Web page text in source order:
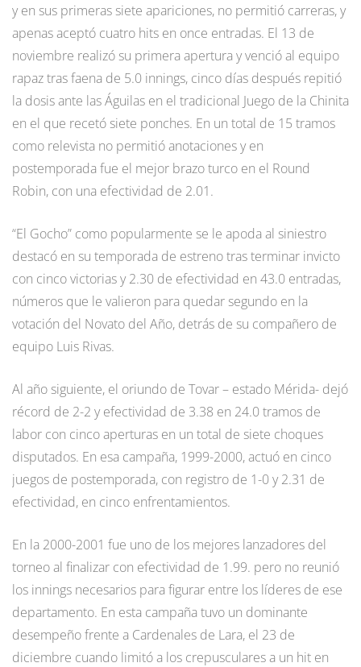
y en sus primeras siete apariciones, no permitió carreras, y
apenas aceptó cuatro hits en once entradas. El 13 de
noviembre realizó su primera apertura y venció al equipo
rapaz tras faena de 5.0 innings, cinco días después repitió
la dosis ante las Águilas en el tradicional Juego de la Chinita
en el que recetó siete ponches. En un total de 15 tramos
como relevista no permitió anotaciones y en
postemporada fue el mejor brazo turco en el Round
Robin, con una efectividad de 2.01.
“El Gocho” como popularmente se le apoda al siniestro
destacó en su temporada de estreno tras terminar invicto
con cinco victorias y 2.30 de efectividad en 43.0 entradas,
números que le valieron para quedar segundo en la
votación del Novato del Año, detrás de su compañero de
equipo Luis Rivas.
Al año siguiente, el oriundo de Tovar – estado Mérida- dejó
récord de 2-2 y efectividad de 3.38 en 24.0 tramos de
labor con cinco aperturas en un total de siete choques
disputados. En esa campaña, 1999-2000, actuó en cinco
juegos de postemporada, con registro de 1-0 y 2.31 de
efectividad, en cinco enfrentamientos.
En la 2000-2001 fue uno de los mejores lanzadores del
torneo al finalizar con efectividad de 1.99. pero no reunió
los innings necesarios para figurar entre los líderes de ese
departamento. En esta campaña tuvo un dominante
desempeño frente a Cardenales de Lara, el 23 de
diciembre cuando limitó a los crepusculares a un hit en